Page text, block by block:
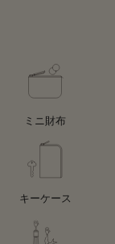
ミニ財布
キーケース